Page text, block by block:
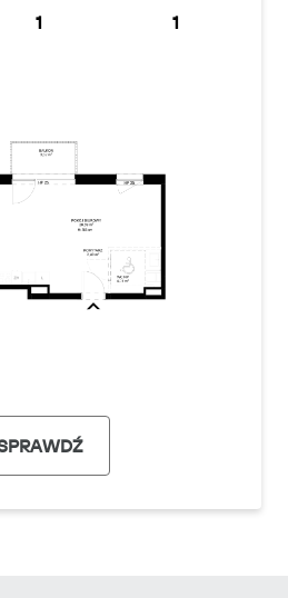
1 1